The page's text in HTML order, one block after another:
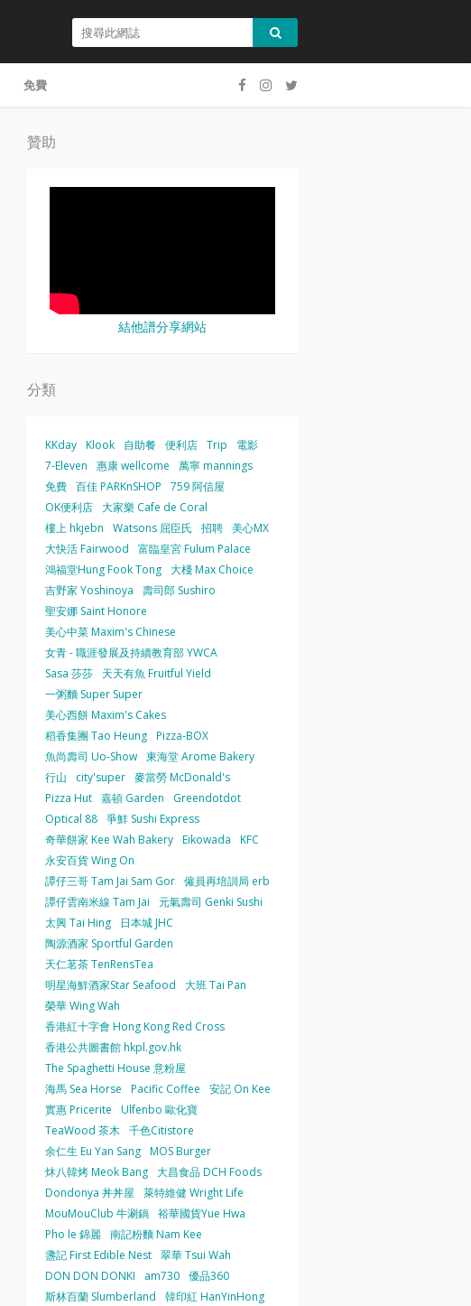
免費
贊助
結他譜分享網站
分類
KKday Klook 自助餐 便利店 Trip
電影
7-Eleven
惠康 wellcome
萬寧 mannings
免費 百佳 PARKnSHOP
759 阿信屋
OK便利店 大家樂 Cafe de Coral
樓上 hkjebn
Watsons 屈臣氏 招聘 美心MX
大快活 Fairwood
富臨皇宮 Fulum Palace
鴻福堂Hung Fook Tong 大棧 Max Choice
吉野家 Yoshinoya
壽司郎 Sushiro
聖安娜 Saint Honore
美心中菜 Maxim's Chinese
女青 - 職涯發展及持續教育部 YWCA
Sasa 莎莎
天天有魚 Fruitful Yield
一粥麵 Super Super
美心西餅 Maxim's Cakes
稻香集團 Tao Heung Pizza-BOX
魚尚壽司 Uo-Show 東海堂 Arome Bakery
行山
city'super 麥當勞 McDonald's
Pizza Hut 嘉頓 Garden
Greendotdot
Optical 88 爭鮮 Sushi Express
奇華餅家 Kee Wah Bakery Eikowada
KFC
永安百貨 Wing On
譚仔三哥 Tam Jai Sam Gor 僱員再培訓局 erb
譚仔雲南米線 Tam Jai
元氣壽司 Genki Sushi
太興 Tai Hing
日本城 JHC
陶源酒家 Sportful Garden
天仁茗茶 TenRensTea
明星海鮮酒家Star Seafood
大班 Tai Pan
榮華 Wing Wah
香港紅十字會 Hong Kong Red Cross
香港公共圖書館 hkpl.gov.hk
The Spaghetti House 意粉屋
海馬 Sea Horse
Pacific Coffee
安記 On Kee
實惠 Pricerite
Ulfenbo 歐化寶
TeaWood 茶木 千色Citistore
余仁生 Eu Yan Sang MOS Burger
炑八韓烤 Meok Bang 大昌食品 DCH Foods
Dondonya 丼丼屋
萊特維健 Wright Life
MouMouClub 牛涮鍋 裕華國貨Yue Hwa
Pho le 錦麗 南記粉麵 Nam Kee
盞記 First Edible Nest 翠華 Tsui Wah
DON DON DONKI
am730 優品360
斯林百蘭 Slumberland
韓印紅 HanYinHong